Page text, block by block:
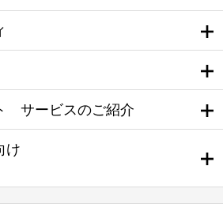
サービスのご紹介
け